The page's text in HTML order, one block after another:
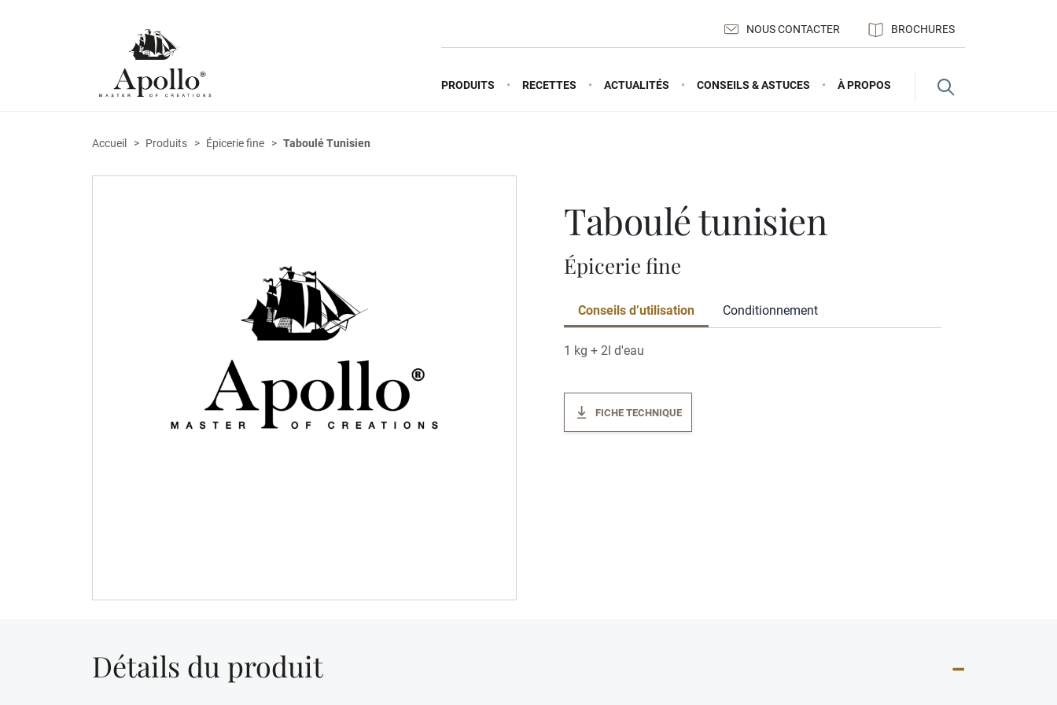
NOUS CONTACTER BROCHURES
PRODUITS RECETTES ACTUALITÉS CONSEILS & ASTUCES À PROPOS
Accueil Produits Épicerie fine Taboulé Tunisien
taboulé tunisien
Épicerie fine
Conseils d’utilisation Conditionnement
1 kg + 2l d'eau
FICHE TECHNIQUE
Détails du produit